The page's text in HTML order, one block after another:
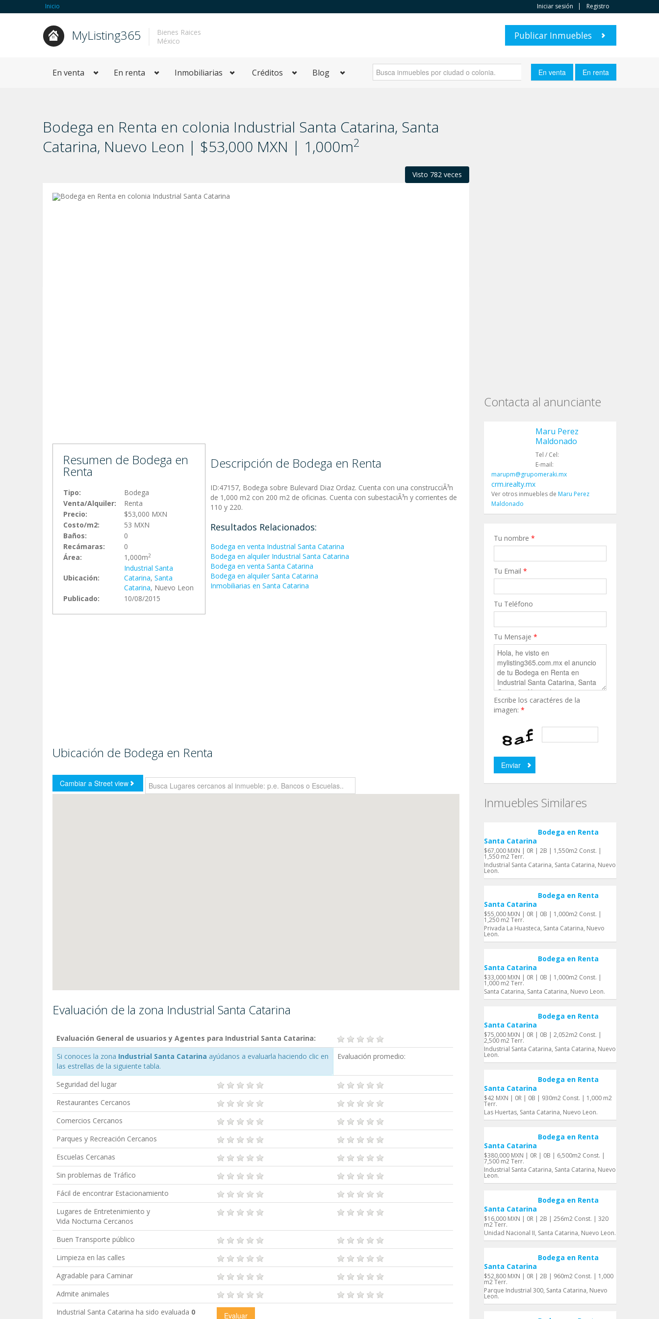
Inicio Iniciar sesión Registro
MyListing365
Bienes Raices
México
Publicar Inmuebles
En venta En renta Inmobiliarias Créditos Blog
Bodega en Renta en colonia Industrial Santa Catarina, Santa
Catarina, Nuevo Leon | $53,000 MXN | 1,000m2
Visto 782 veces
Resumen de Bodega en
Renta
Tipo:
Bodega
Venta/Alquiler:
Renta
Precio:
$53,000 MXN
Costo/m2:
53 MXN
Baños:
0
Recámaras:
0
Área:
1,000m2
Ubicación:
Industrial Santa
Catarina, Santa
Catarina, Nuevo Leon
Publicado:
10/08/2015
Descripción de Bodega en Renta
ID:47157, Bodega sobre Bulevard Diaz Ordaz. Cuenta con una construcciÃ³n
de 1,000 m2 con 200 m2 de oficinas. Cuenta con subestaciÃ³n y corrientes de
110 y 220.
Resultados Relacionados:
Bodega en venta Industrial Santa Catarina
Bodega en alquiler Industrial Santa Catarina
Bodega en venta Santa Catarina
Bodega en alquiler Santa Catarina
Inmobiliarias en Santa Catarina
Ubicación de Bodega en Renta
Evaluación de la zona Industrial Santa Catarina
Evaluación General de usuarios y Agentes para Industrial Santa Catarina:
Si conoces la zona Industrial Santa Catarina ayúdanos a evaluarla haciendo clic en
las estrellas de la siguiente tabla.
Evaluación promedio:
Seguridad del lugar
Restaurantes Cercanos
Comercios Cercanos
Parques y Recreación Cercanos
Escuelas Cercanas
Sin problemas de Tráfico
Fácil de encontrar Estacionamiento
Lugares de Entretenimiento y
Vida Nocturna Cercanos
Buen Transporte público
Limpieza en las calles
Agradable para Caminar
Admite animales
Industrial Santa Catarina ha sido evaluada 0
Contacta al anunciante
Maru Perez
Maldonado
Tel / Cel:
E-mail:
marupm@grupomeraki.mx
crm.irealty.mx
Ver otros inmuebles de Maru Perez
Maldonado
Tu nombre *
Tu Email *
Tu Teléfono
Tu Mensaje *
Escribe los caractéres de la
imagen: *
Inmuebles Similares
Bodega en Renta
Santa Catarina
$67,000 MXN | 0R | 2B | 1,550m2 Const. |
1,550 m2 Terr.
Industrial Santa Catarina, Santa Catarina, Nuevo
Leon.
Bodega en Renta
Santa Catarina
$55,000 MXN | 0R | 0B | 1,000m2 Const. |
1,250 m2 Terr.
Privada La Huasteca, Santa Catarina, Nuevo
Leon.
Bodega en Renta
Santa Catarina
$33,000 MXN | 0R | 0B | 1,000m2 Const. |
1,000 m2 Terr.
Santa Catarina, Santa Catarina, Nuevo Leon.
Bodega en Renta
Santa Catarina
$75,000 MXN | 0R | 0B | 2,052m2 Const. |
2,500 m2 Terr.
Industrial Santa Catarina, Santa Catarina, Nuevo
Leon.
Bodega en Renta
Santa Catarina
$42 MXN | 0R | 0B | 930m2 Const. | 1,000 m2
Terr.
Las Huertas, Santa Catarina, Nuevo Leon.
Bodega en Renta
Santa Catarina
$380,000 MXN | 0R | 0B | 6,500m2 Const. |
7,500 m2 Terr.
Industrial Santa Catarina, Santa Catarina, Nuevo
Leon.
Bodega en Renta
Santa Catarina
$16,000 MXN | 0R | 2B | 256m2 Const. | 320
m2 Terr.
Unidad Nacional II, Santa Catarina, Nuevo Leon.
Bodega en Renta
Santa Catarina
$52,800 MXN | 0R | 2B | 960m2 Const. | 1,000
m2 Terr.
Parque Industrial 300, Santa Catarina, Nuevo
Leon.